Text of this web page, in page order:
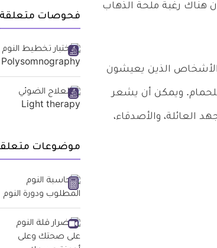
هناك رغبة ملحة الذهاب
الذين يعيشون
ويمكن أن يشعر
العائلة، والأصدقاء،
فحوصات متعلقة
موضوعات